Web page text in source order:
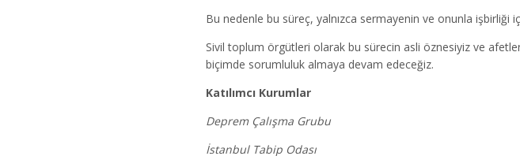
Bu nedenle bu süreç, yalnızca sermayenin ve onunla işbirliği
Sivil toplum örgütleri olarak bu sürecin asli öznesiyiz ve
biçimde sorumluluk almaya devam edeceğiz.
Katılımcı Kurumlar
Deprem Çalışma Grubu
İstanbul Tabip Odası